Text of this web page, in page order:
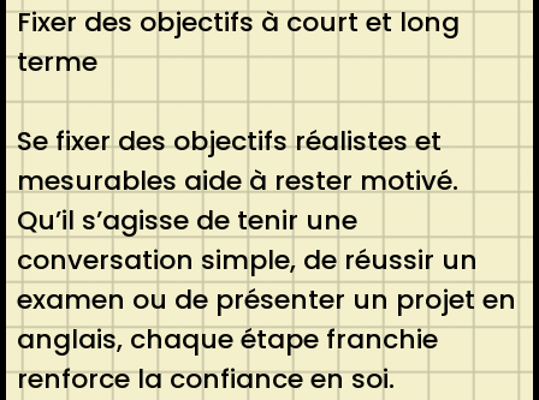
Fixer des objectifs à court et long
terme
Se fixer des objectifs réalistes et
mesurables aide à rester motivé.
Qu’il s’agisse de tenir une
conversation simple, de réussir un
examen ou de présenter un projet en
anglais, chaque étape franchie
renforce la confiance en soi.